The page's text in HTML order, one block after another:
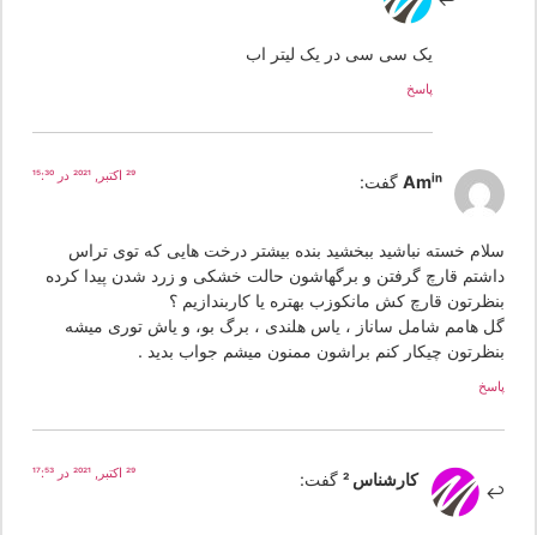
یک سی سی در یک لیتر اب
Amin گفت:
خسته نباشید ببخشید بنده بیشتر درخت هایی که توی تراس
قارچ گرفتن و برگهاشون حالت خشکی و زرد شدن پیدا کرده
قارچ کش مانکوزب بهتره یا کاربندازیم ؟
هامم شامل ساناز ، یاس هلندی ، برگ بو، و یاش توری میشه
چیکار کنم براشون ممنون میشم جواب بدید .
کارشناس 2 گفت: